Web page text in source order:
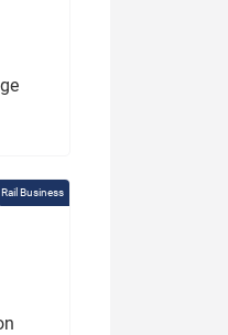
Rail Business